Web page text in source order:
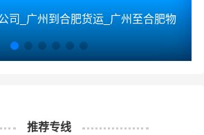
司_广州到合肥货运_广州至合肥物
推荐专线